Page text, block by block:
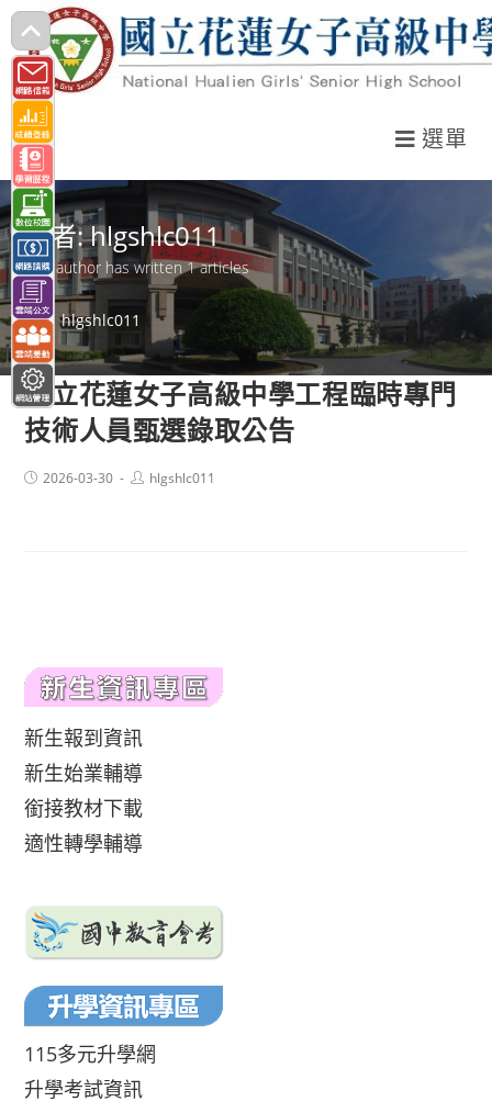
跳
轉
至
主
要
內
容
選單
作者:hlgshlc011
This author has written 1 articles
> hlgshlc011
國立花蓮女子高級中學工程臨時專門
技術人員甄選錄取公告
Post2026-03-30
Posthlgshlc011
新生報到資訊
新生始業輔導
銜接教材下載
適性轉學輔導
115多元升學網
升學考試資訊